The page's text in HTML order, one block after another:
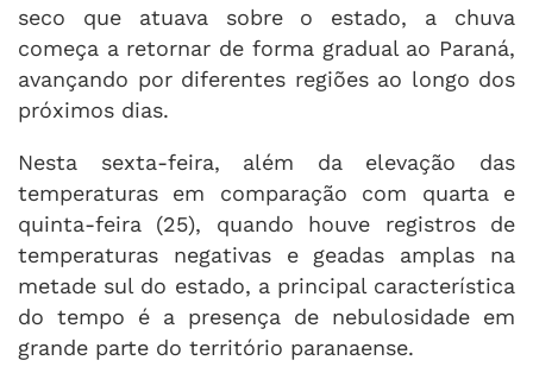
seco que atuava sobre o estado, a chuva
começa a retornar de forma gradual ao Paraná,
avançando por diferentes regiões ao longo dos
próximos dias.
Nesta sexta-feira, além da elevação das
temperaturas em comparação com quarta e
quinta-feira (25), quando houve registros de
temperaturas negativas e geadas amplas na
metade sul do estado, a principal característica
do tempo é a presença de nebulosidade em
grande parte do território paranaense.